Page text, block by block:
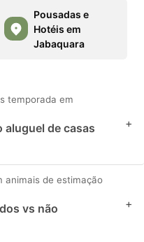
Pousadas e
Hotéis em
Jabaquara
temporada em
aluguel de casas
+
animais de estimação
vs não
+